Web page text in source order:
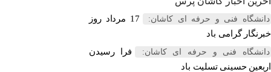
دانشگاه فنی و حرفه ای کاشان:
17 مرداد روز
خبرنگار گرامی باد
دانشگاه فنی و حرفه ای کاشان:
فرا رسیدن
اربعین حسینی تسلیت باد